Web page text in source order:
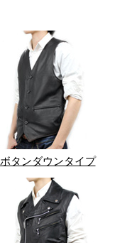
ボタンダウンタイプ